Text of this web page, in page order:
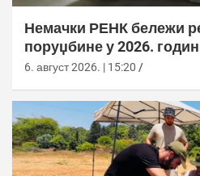
Немачки РЕНК бележи
поруџбине у 2026.
6. август 2026. | 15:20